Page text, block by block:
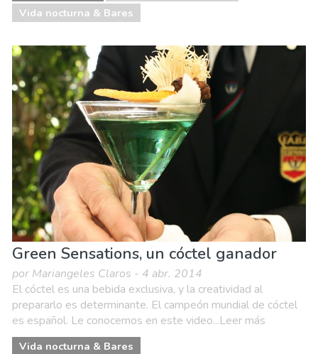
Vida nocturna & Bares
Green Sensations, un cóctel ganador
por Mariangeles Claros - 4 abr. 2014
El cóctel es una bebida exclusiva, y la creatividad al
prepararlo es determinante. El campeón mundial de cóctel
es español. Le conocemos en este video...Leer más
Vida nocturna & Bares